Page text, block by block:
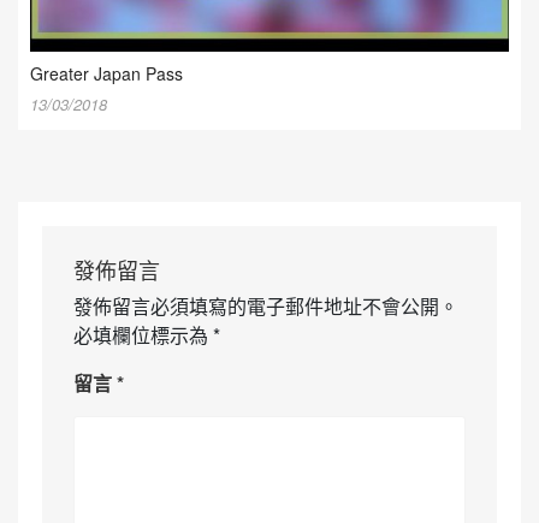
Greater Japan Pass
13/03/2018
發佈留言
發佈留言必須填寫的電子郵件地址不會公開。
必填欄位標示為 *
留言*